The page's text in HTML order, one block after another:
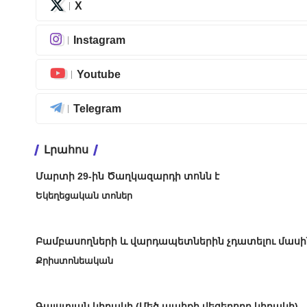
X
Instagram
Youtube
Telegram
Լրահոս
Մարտի 29-ին Ծաղկազարդի տոնն է
Եկեղեցական տոներ
Բամբասողների և վարդապետներին չդատելու
Քրիստոնեական